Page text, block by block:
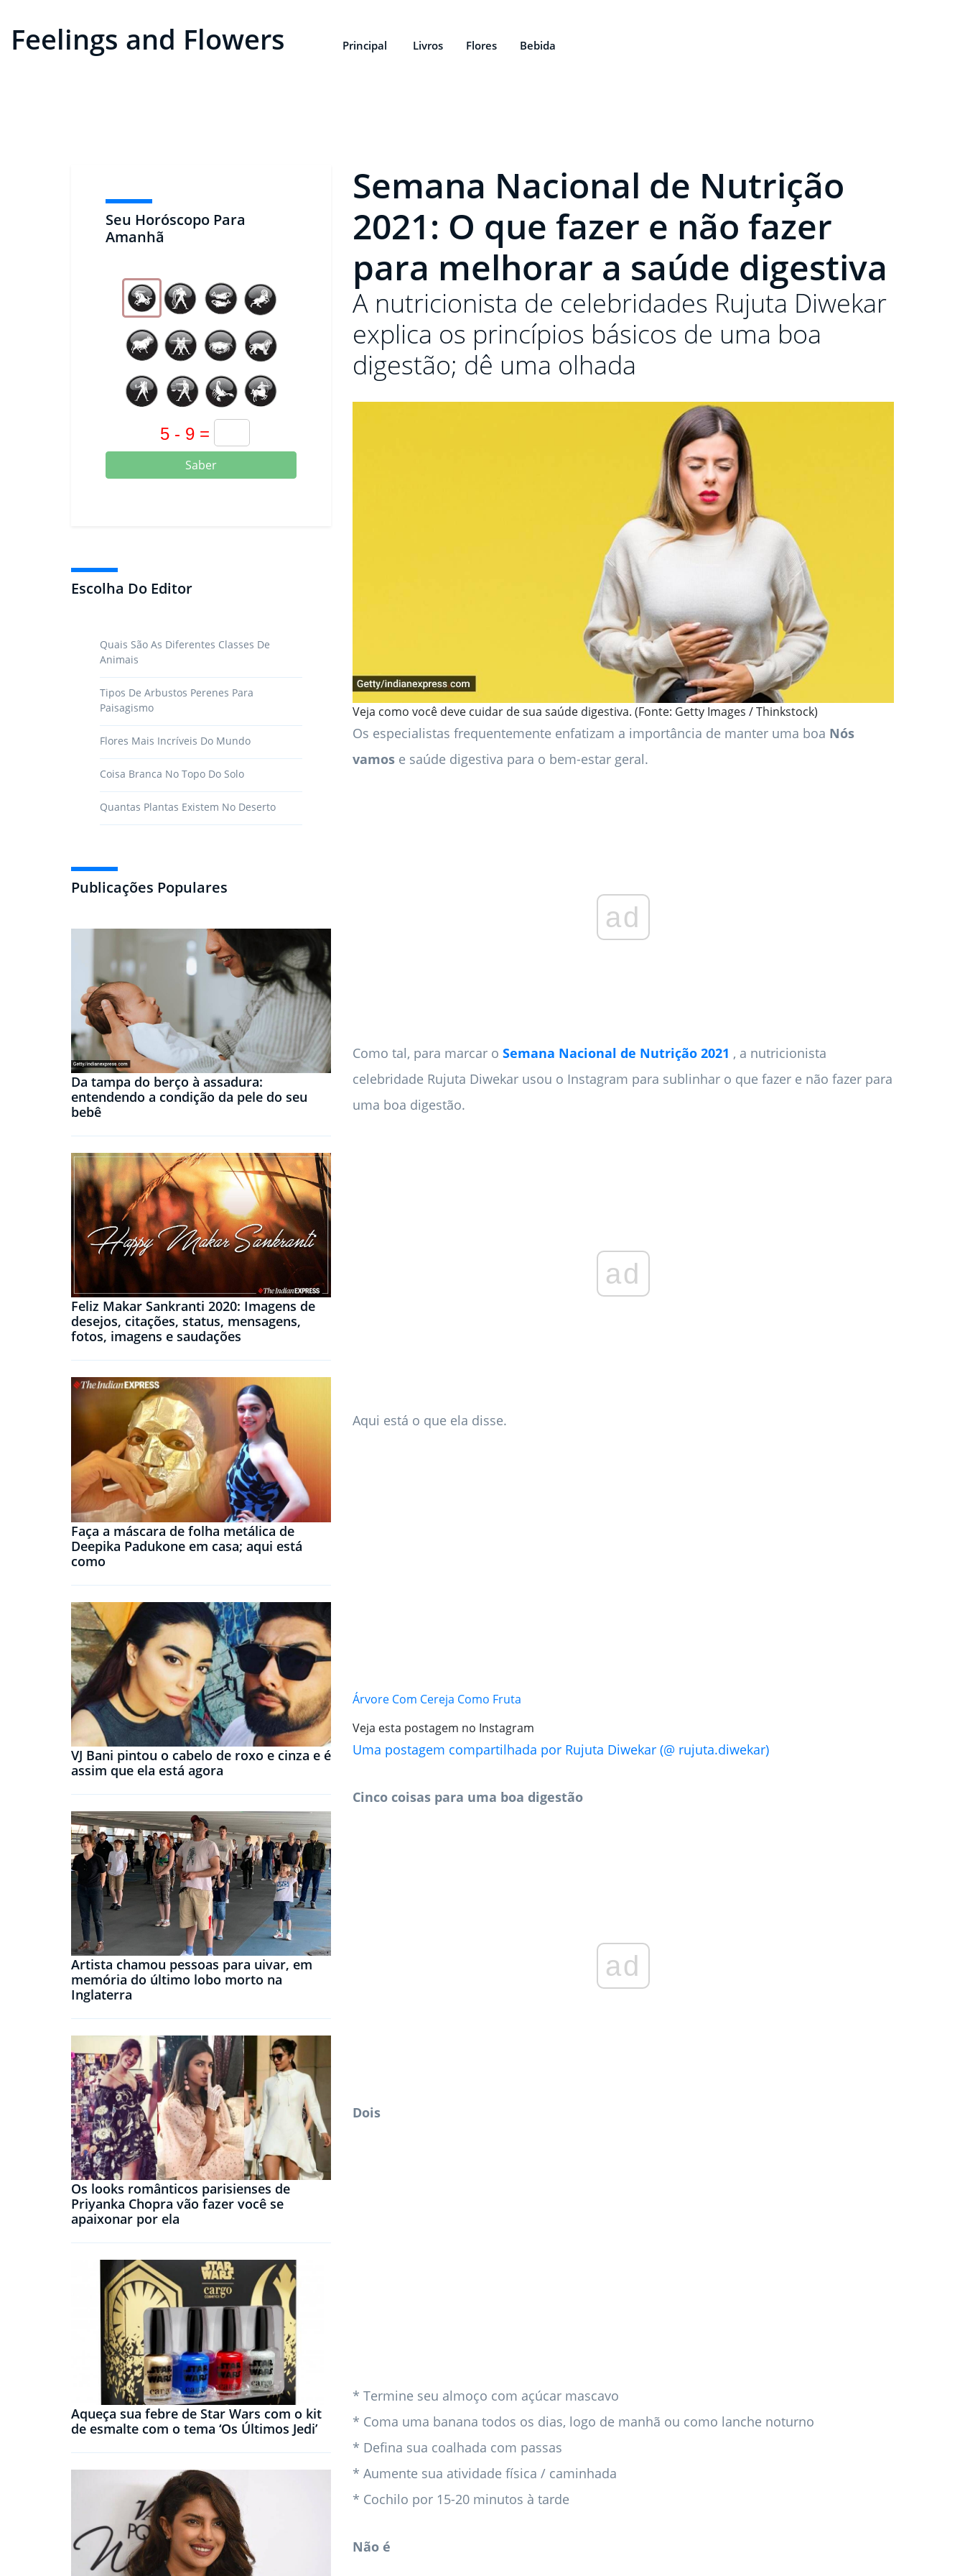
Feelings and Flowers Principal Livros Flores Bebida
Seu Horóscopo Para
Amanhã
Saber
Escolha Do Editor
Quais São As Diferentes Classes De
Animais
Tipos De Arbustos Perenes Para
Paisagismo
Flores Mais Incríveis Do Mundo
Coisa Branca No Topo Do Solo
Quantas Plantas Existem No Deserto
Publicações Populares
Da tampa do berço à assadura:
entendendo a condição da pele do seu
bebê
Feliz Makar Sankranti 2020: Imagens de
desejos, citações, status, mensagens,
fotos, imagens e saudações
Faça a máscara de folha metálica de
Deepika Padukone em casa; aqui está
como
VJ Bani pintou o cabelo de roxo e cinza e é
assim que ela está agora
Artista chamou pessoas para uivar, em
memória do último lobo morto na
Inglaterra
Os looks românticos parisienses de
Priyanka Chopra vão fazer você se
apaixonar por ela
Aqueça sua febre de Star Wars com o kit
de esmalte com o tema ‘Os Últimos Jedi’
Semana Nacional de Nutrição
2021: O que fazer e não fazer
para melhorar a saúde digestiva
A nutricionista de celebridades Rujuta Diwekar
explica os princípios básicos de uma boa
digestão; dê uma olhada
Veja como você deve cuidar de sua saúde digestiva. (Fonte: Getty Images / Thinkstock)
Os especialistas frequentemente enfatizam a importância de manter uma boa Nós
vamos e saúde digestiva para o bem-estar geral.
ad
Como tal, para marcar o Semana Nacional de Nutrição 2021 , a nutricionista
celebridade Rujuta Diwekar usou o Instagram para sublinhar o que fazer e não fazer para
uma boa digestão.
ad
Aqui está o que ela disse.
Árvore Com Cereja Como Fruta
Veja esta postagem no Instagram
Uma postagem compartilhada por Rujuta Diwekar (@ rujuta.diwekar)
Cinco coisas para uma boa digestão
ad
Dois
* Termine seu almoço com açúcar mascavo
* Coma uma banana todos os dias, logo de manhã ou como lanche noturno
* Defina sua coalhada com passas
* Aumente sua atividade física / caminhada
* Cochilo por 15-20 minutos à tarde
Não é